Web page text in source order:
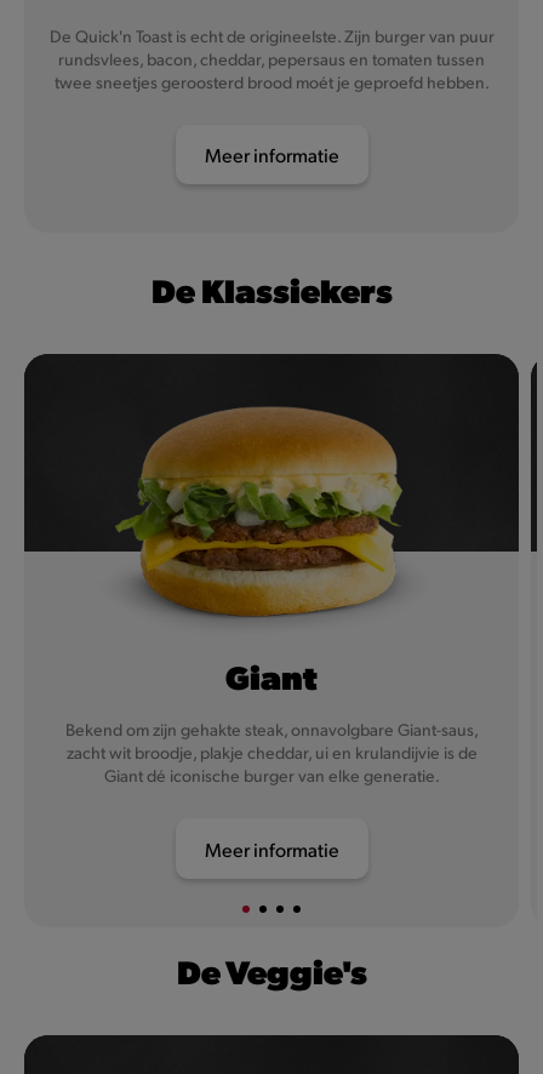
De Quick'n Toast is echt de origineelste. Zijn burger van puur
rundsvlees, bacon, cheddar, pepersaus en tomaten tussen
twee sneetjes geroosterd brood moét je geproefd hebben.
Meer informatie
De Klassiekers
Giant
Bekend om zijn gehakte steak, onnavolgbare Giant-saus,
zacht wit broodje, plakje cheddar, ui en krulandijvie is de
Giant dé iconische burger van elke generatie.
Meer informatie
De Veggie's